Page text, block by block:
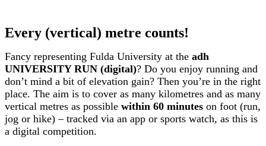
Every (vertical) metre counts!
Fancy representing Fulda University at the adh
UNIVERSITY RUN (digital)? Do you enjoy running and
don’t mind a bit of elevation gain? Then you’re in the right
place. The aim is to cover as many kilometres and as many
vertical metres as possible within 60 minutes on foot (run,
jog or hike) – tracked via an app or sports watch, as this is
a digital competition.